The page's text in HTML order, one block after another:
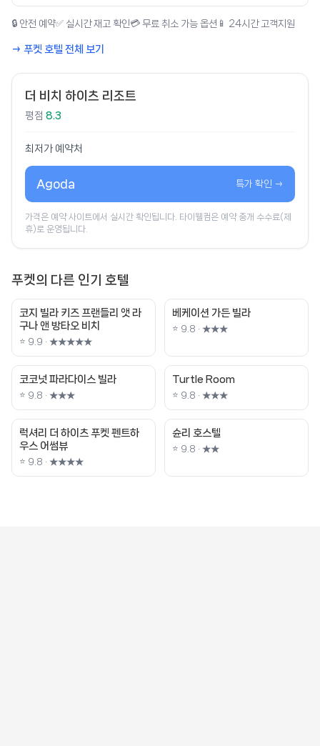
🔒 안전 예약✅ 실시간 재고 확인 💳 무료 취소 가능 옵션 📱 24시간 고객지원
→ 푸켓 호텔 전체 보기
더 비치 하이츠 리조트
평점 8.3
최저가 예약처
Agoda 특가 확인 →
가격은 예약 사이트에서 실시간 확인됩니다. 타이웰컴은 예약 중개 수수료(제
휴)로 운영됩니다.
푸켓의 다른 인기 호텔
코지 빌라 키즈 프랜들리 앳 라
구나 앤 방타오 비치
⭐ 9.9 · ★★★★★
베케이션 가든 빌라
⭐ 9.8 · ★★★
코코넛 파라다이스 빌라
⭐ 9.8 · ★★★
Turtle Room
⭐ 9.8 · ★★★
럭셔리 더 하이츠 푸켓 펜트하
우스 어썸뷰
⭐ 9.8 · ★★★★
슌리 호스텔
⭐ 9.8 · ★★